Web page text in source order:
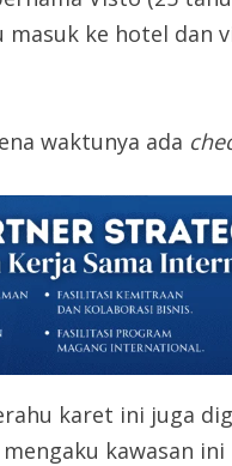
ke hotel dan
waktunya ada
karet ini juga
kawasan